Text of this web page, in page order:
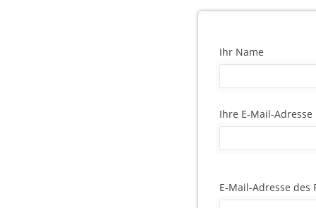
Ihr Name
Ihre E-Mail-Adresse
E-Mail-Adresse des